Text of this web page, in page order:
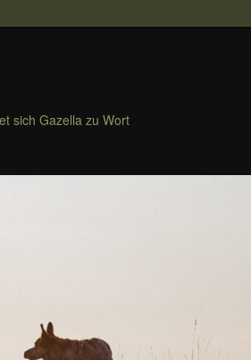
sich Gazella zu Wort